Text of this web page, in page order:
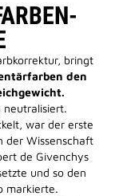
bringt
den
neutralisiert.
war der erste
der Wissenschaft
de Givenchys
und so den
markierte.